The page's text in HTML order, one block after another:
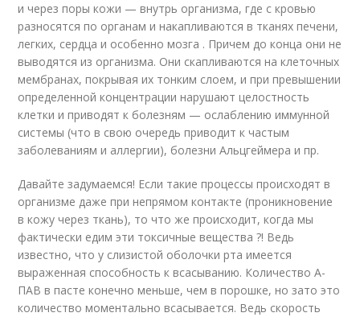
и через поры кожи — внутрь организма, где с кровью
разносятся по органам и накапливаются в тканях печени,
легких, сердца и особенно мозга . Причем до конца они не
выводятся из организма. Они скапливаются на клеточных
мембранах, покрывая их тонким слоем, и при превышении
определенной концентрации нарушают целостность
клетки и приводят к болезням — ослаблению иммунной
системы (что в свою очередь приводит к частым
заболеваниям и аллергии), болезни Альцгеймера и пр.
Давайте задумаемся! Если такие процессы происходят в
организме даже при непрямом контакте (проникновение
в кожу через ткань), то что же происходит, когда мы
фактически едим эти токсичные вещества ?! Ведь
известно, что у слизистой оболочки рта имеется
выраженная способность к всасыванию. Количество А-
ПАВ в пасте конечно меньше, чем в порошке, но зато это
количество моментально всасывается. Ведь скорость